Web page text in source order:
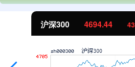
沪深300 4694.44